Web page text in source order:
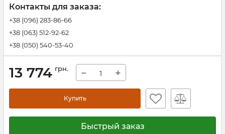
Контакты для заказа:
+38 (096) 283-86-66
+38 (063) 512-92-62
+38 (050) 540-53-40
13 774 грн. − +
Купить
Быстрый заказ